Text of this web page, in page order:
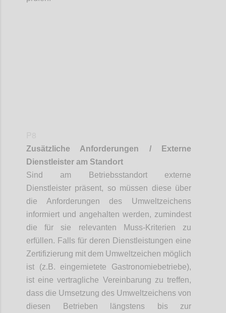
Zusätzliche Anforderungen /
Externe
Dienstleister am Standort
Sind am Betriebsstandort externe
Dienstleister präsent, so müssen diese über
die Anforderungen des Umweltzeichens
informiert und angehalten werden, zumindest
die für sie relevanten Muss-Kriterien zu
erfüllen. Falls für deren Dienstleistungen eine
Zertifizierung mit dem Umweltzeichen möglich
ist (z.B. eingemietete Gastronomiebetriebe),
ist eine vertragliche Vereinbarung zu treffen,
dass die Umsetzung des Umweltzeichens von
diesen Betrieben längstens bis zur